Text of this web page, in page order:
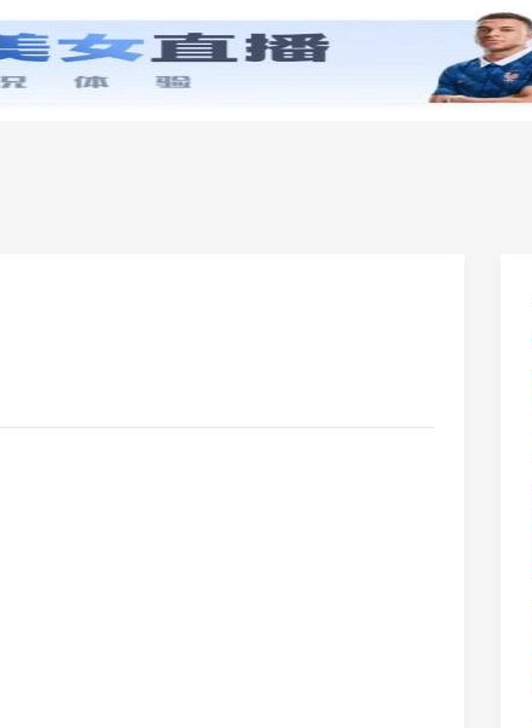
零基础学英语 小学英语 初中英语 高中英语